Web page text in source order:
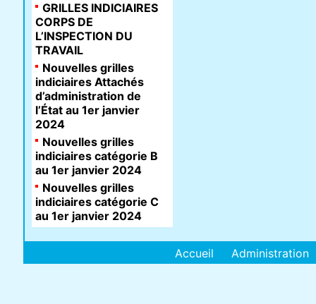
GRILLES INDICIAIRES
CORPS DE
L’INSPECTION DU
TRAVAIL
Nouvelles grilles
indiciaires Attachés
d’administration de
l’État au 1er janvier
2024
Nouvelles grilles
indiciaires catégorie B
au 1er janvier 2024
Nouvelles grilles
indiciaires catégorie C
au 1er janvier 2024
Accueil Administration